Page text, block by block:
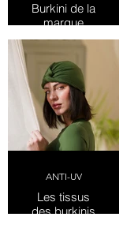
Burkini de la
marque
Shemsi
Collection
Atlas
Summer
2024
ANTI-UV
Les tissus
des burkinis